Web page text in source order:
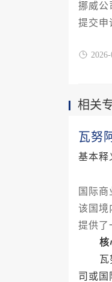
挪威公
提交申
相关
瓦努
基本释
国际
该国境
提供了
核
瓦努
司或国